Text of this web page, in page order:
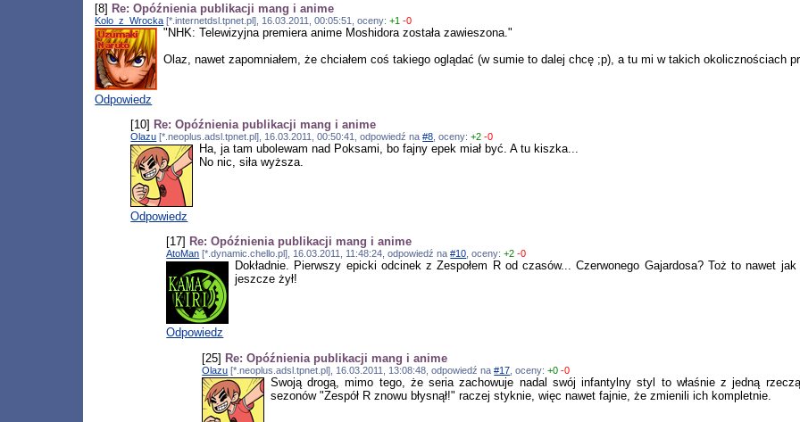
[8] Re: Opóźnienia publikacji mang i anime
Kolo_z_Wrocka [*.internetdsl.tpnet.pl], 16.03.2011, 00:05:51, oceny:+1 -0
"NHK: Telewizyjna premiera anime Moshidora została zawieszona."
Olaz, nawet zapomniałem, że chciałem coś takiego oglądać (w sumie to dalej chcę ;p), a tu mi w takich okolicznościach
Odpowiedz
[10] Re: Opóźnienia publikacji mang i anime
Olazu [*.neoplus.adsl.tpnet.pl], 16.03.2011, 00:50:41, odpowiedź na#8, oceny:+2 -0
Ha, ja tam ubolewam nad Poksami, bo fajny epek miał być. A tu kiszka...
No nic, siła wyższa.
Odpowiedz
[17] Re: Opóźnienia publikacji mang i anime
AtoMan [*.dynamic.chello.pl], 16.03.2011, 11:48:24, odpowiedź na#10 , oceny:+2 -0
Dokładnie. Pierwszy epicki odcinek z Zespołem R od czasów... Czerwonego Gajardosa? Toż to nawet
jeszcze żył!
Odpowiedz
[25] Re: Opóźnienia publikacji mang i anime
Olazu [*.neoplus.adsl.tpnet.pl], 16.03.2011, 13:08:48, odpowiedź na#17 , oceny:+0 -0
Swoją drogą, mimo tego, że seria zachowuje nadal swój infantylny styl to właśnie z jedną
sezonów "Zespół R znowu błysnął!" raczej styknie, więc nawet fajnie, że zmienili ich kompletnie.